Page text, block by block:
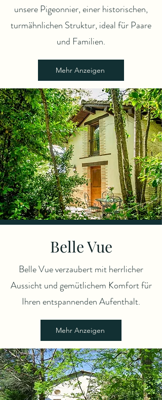
unsere Pigeonnier, einer historischen,
turmähnlichen Struktur, ideal für Paare
und Familien.
Mehr Anzeigen
Belle Vue
Belle Vue verzaubert mit herrlicher
Aussicht und gemütlichem Komfort für
Ihren entspannenden Aufenthalt.
Mehr Anzeigen